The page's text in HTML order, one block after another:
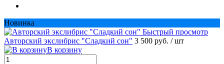
Новинка
Быстрый просмотр
Авторский экслибрис "Сладкий сон" 3 500 руб. / шт
В корзину